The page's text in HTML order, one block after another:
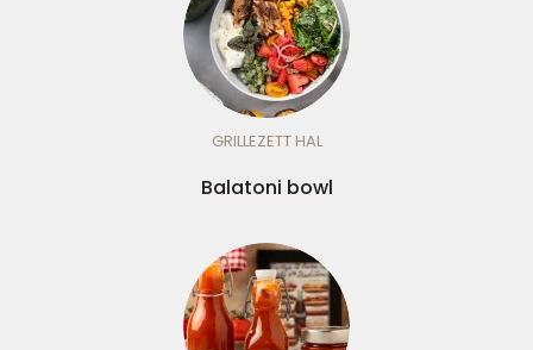
GRILLEZETT HAL
Balatoni bowl